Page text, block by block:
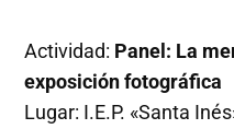
Actividad: Panel: La
exposición fotográfica
Lugar: I.E.P. «Santa